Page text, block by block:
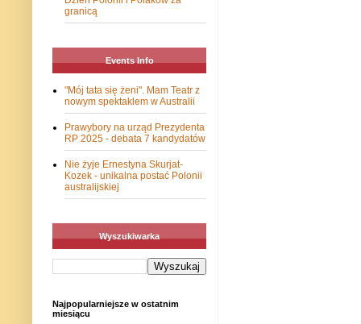
granicą
Events Info
"Mój tata się żeni". Mam Teatr z
nowym spektaklem w Australii
Prawybory na urząd Prezydenta
RP 2025 - debata 7 kandydatów
Nie żyje Ernestyna Skurjat-
Kozek - unikalna postać Polonii
australijskiej
Wyszukiwarka
Najpopularniejsze w ostatnim
miesiącu